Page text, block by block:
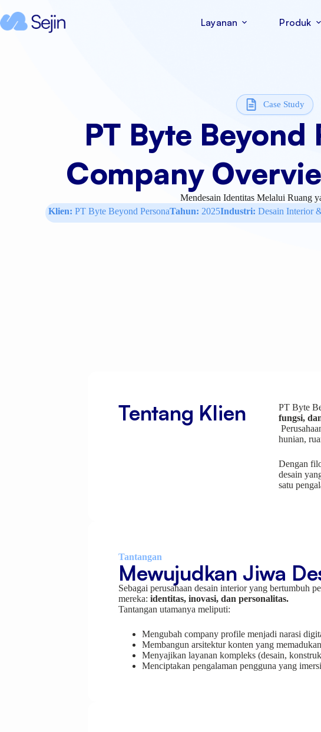
Layanan Produk
Case Study
PT Byte
Company
Mendesain Identitas Melalui Ruang
Klien: PT Byte Beyond PersonaTahun: 2025Industri: Desain Interior
Tentang Klien PT Byte
fungsi,
hunian,
Dengan
desain
satu
Tantangan
Mewujudkan Jiwa
Sebagai perusahaan desain interior yang bertumbuh
mereka: identitas, inovasi, dan personalitas.
Tantangan utamanya meliputi:
Mengubah company profile menjadi narasi
Membangun arsitektur konten yang
Menyajikan layanan kompleks (desain,
Menciptakan pengalaman pengguna yang